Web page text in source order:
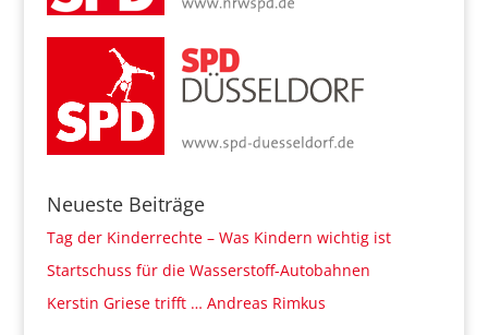
Neueste Beiträge
Tag der Kinderrechte – Was Kindern wichtig ist
Startschuss für die Wasserstoff-Autobahnen
Kerstin Griese trifft … Andreas Rimkus